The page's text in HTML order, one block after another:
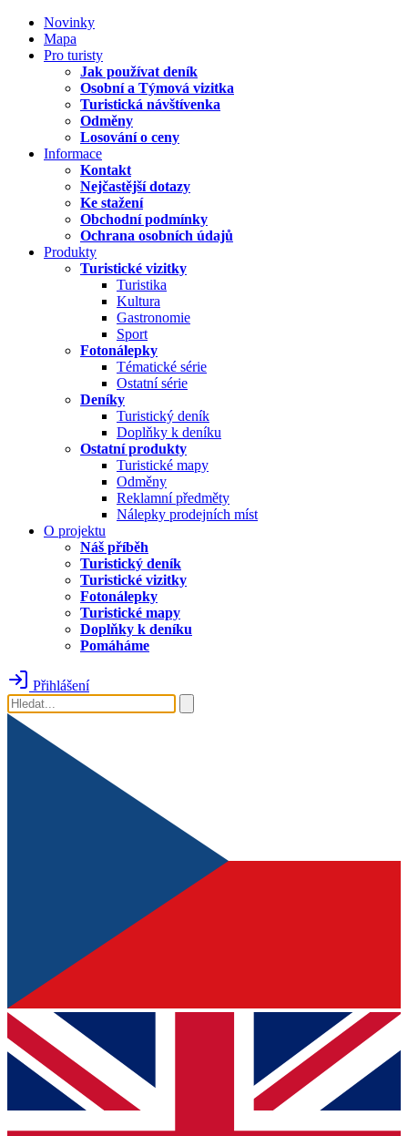
Novinky
Mapa
Pro turisty
Jak používat deník
Osobní a Týmová vizitka
Turistická návštívenka
Odměny
Losování o ceny
Informace
Kontakt
Nejčastější dotazy
Ke stažení
Obchodní podmínky
Ochrana osobních údajů
Produkty
Turistické vizitky
Turistika
Kultura
Gastronomie
Sport
Fotonálepky
Tématické série
Ostatní série
Deníky
Turistický deník
Doplňky k deníku
Ostatní produkty
Turistické mapy
Odměny
Reklamní předměty
Nálepky prodejních míst
O projektu
Náš příběh
Turistický deník
Turistické vizitky
Fotonálepky
Turistické mapy
Doplňky k deníku
Pomáháme
Přihlášení